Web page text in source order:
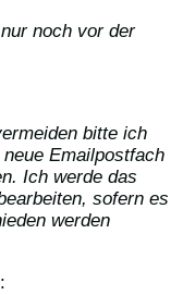
noch vor der
bitte ich
Emailpostfach
Ich werde das
sofern es
werden